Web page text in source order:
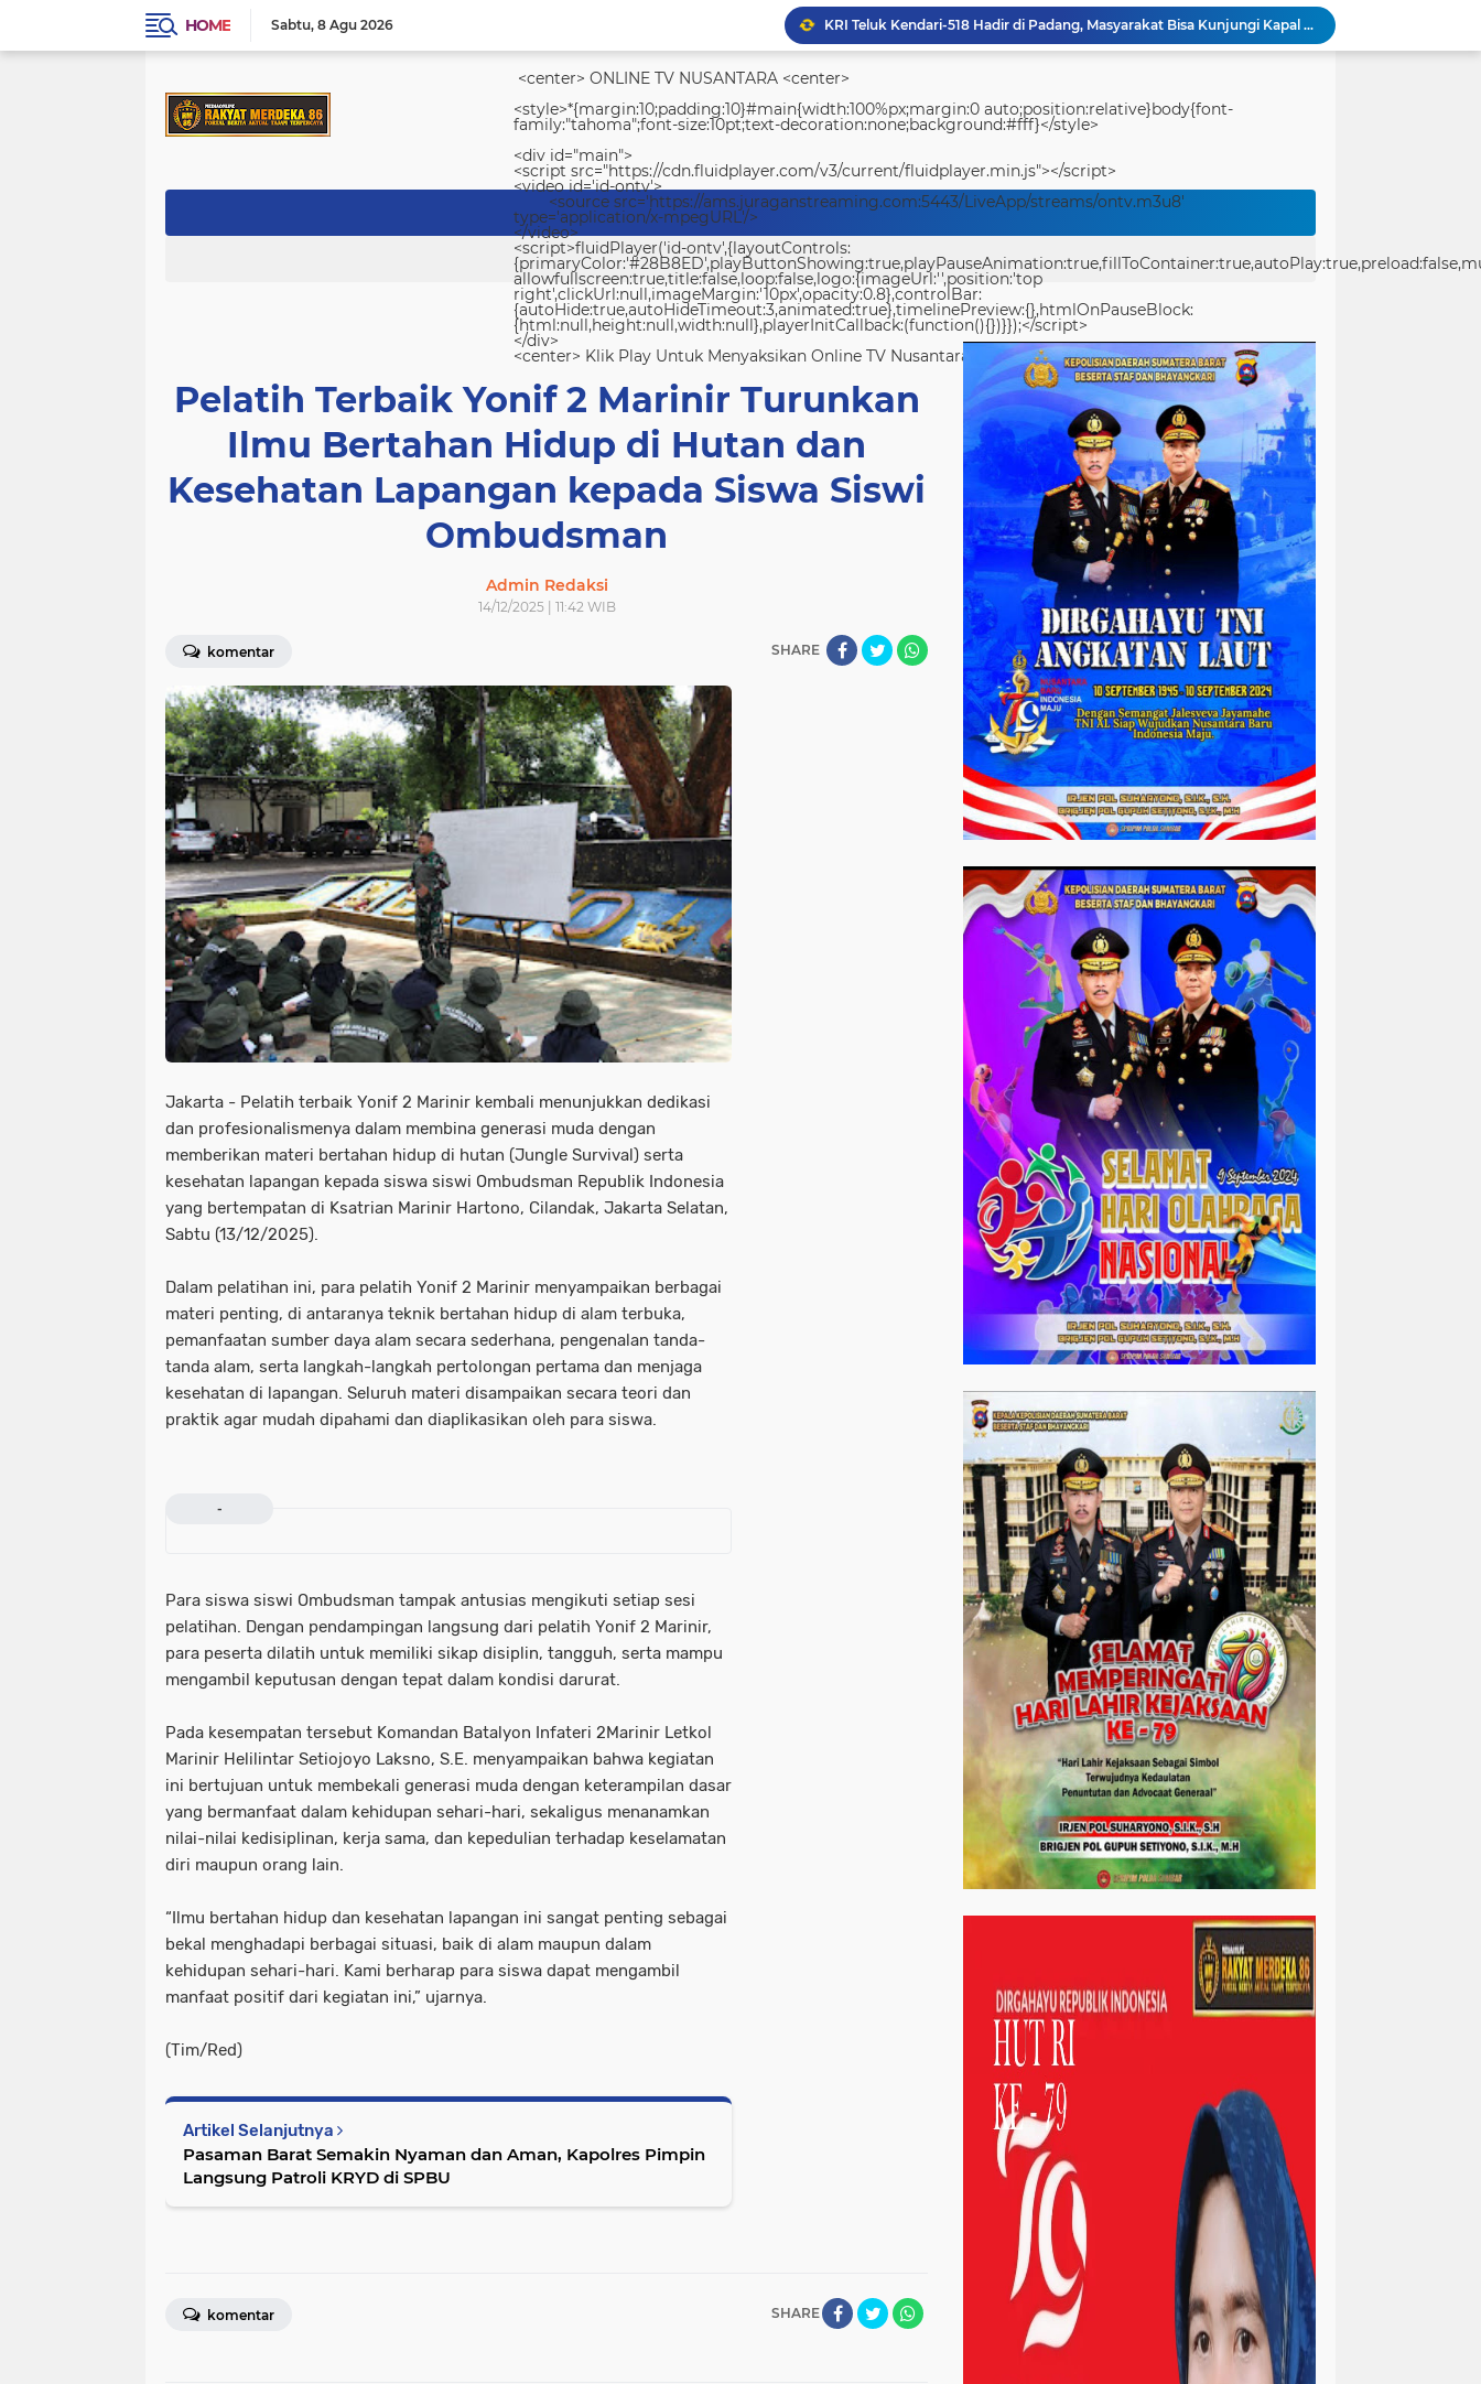
HOME Sabtu 8 Agu 2026
KRI Teluk Kendari-518 Hadir di Padang, Masyarakat Bisa Kunjungi Kapal Perang TNI AL Gratis
Sat Resnarkoba Polresta Sorong Kota Tertibkan Peredaran Miras Lokal, 29 Liter Cap Tikus Diamankan
Lapas Kelas IIA Padang Ucapkan Selamat Hari Jadi Kota Padang ke-357
TMMD Ke-129 Gelar Penyuluhan Wasbang & Hukum, Tanamkan Kesadaran Berbangsa serta Taat Aturan di Kampung Sesor
Festival Raimuti 2026 Semarak, Satukan Budaya Bahari dan Dorong Ekonomi Masyarakat
<center> ONLINE TV NUSANTARA <center>
<style>*{margin:10;padding:10}#main{width:100%px;margin:0 auto;position:relative}body{font-
family:"tahoma";font-size:10pt;text-decoration:none;background:#fff}</style>
<div id="main">
<script src="https://cdn.fluidplayer.com/v3/current/fluidplayer.min.js"></script>
<video id='id-ontv'>
<source src='https://ams.juraganstreaming.com:5443/LiveApp/streams/ontv.m3u8'
type='application/x-mpegURL'/>
</video>
<script>fluidPlayer('id-ontv',{layoutControls:
allowfullscreen:true,title:false,loop:false,logo:{imageUrl:'',position:'top
right',clickUrl:null,imageMargin:'10px',opacity:0.8},controlBar:
{autoHide:true,autoHideTimeout:3,animated:true},timelinePreview:{},htmlOnPauseBlock:
{html:null,height:null,width:null},playerInitCallback:(function(){})}});</script>
</div>
<center> Klik Play Untuk Menyaksikan Online TV Nusantara <center>
Pelatih Terbaik Yonif 2 Marinir Turunkan
Ilmu Bertahan Hidup di Hutan dan
Kesehatan Lapangan kepada Siswa Siswi
Ombudsman
Admin Redaksi
14/12/2025 | 11:42 WIB
komentar SHARE
Jakarta - Pelatih terbaik Yonif 2 Marinir kembali menunjukkan dedikasi
dan profesionalismenya dalam membina generasi muda dengan
memberikan materi bertahan hidup di hutan (Jungle Survival) serta
kesehatan lapangan kepada siswa siswi Ombudsman Republik Indonesia
yang bertempatan di Ksatrian Marinir Hartono, Cilandak, Jakarta Selatan,
Sabtu (13/12/2025).
Dalam pelatihan ini, para pelatih Yonif 2 Marinir menyampaikan berbagai
materi penting, di antaranya teknik bertahan hidup di alam terbuka,
pemanfaatan sumber daya alam secara sederhana, pengenalan tanda-
tanda alam, serta langkah-langkah pertolongan pertama dan menjaga
kesehatan di lapangan. Seluruh materi disampaikan secara teori dan
praktik agar mudah dipahami dan diaplikasikan oleh para siswa.
-
Para siswa siswi Ombudsman tampak antusias mengikuti setiap sesi
pelatihan. Dengan pendampingan langsung dari pelatih Yonif 2 Marinir,
para peserta dilatih untuk memiliki sikap disiplin, tangguh, serta mampu
mengambil keputusan dengan tepat dalam kondisi darurat.
Pada kesempatan tersebut Komandan Batalyon Infateri 2Marinir Letkol
Marinir Helilintar Setiojoyo Laksno, S.E. menyampaikan bahwa kegiatan
ini bertujuan untuk membekali generasi muda dengan keterampilan dasar
yang bermanfaat dalam kehidupan sehari-hari, sekaligus menanamkan
nilai-nilai kedisiplinan, kerja sama, dan kepedulian terhadap keselamatan
diri maupun orang lain.
“Ilmu bertahan hidup dan kesehatan lapangan ini sangat penting sebagai
bekal menghadapi berbagai situasi, baik di alam maupun dalam
kehidupan sehari-hari. Kami berharap para siswa dapat mengambil
manfaat positif dari kegiatan ini,” ujarnya.
(Tim/Red)
Artikel Selanjutnya
Pasaman Barat Semakin Nyaman dan Aman, Kapolres Pimpin
Langsung Patroli KRYD di SPBU
SHARE
komentar